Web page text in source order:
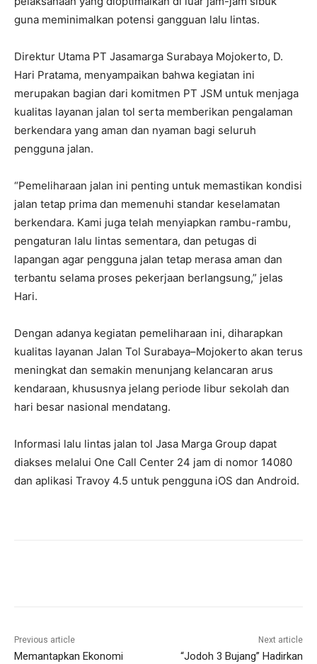
guna meminimalkan potensi gangguan lalu lintas.
Direktur Utama PT Jasamarga Surabaya Mojokerto, D.
Hari Pratama, menyampaikan bahwa kegiatan ini
merupakan bagian dari komitmen PT JSM untuk menjaga
kualitas layanan jalan tol serta memberikan pengalaman
berkendara yang aman dan nyaman bagi seluruh
pengguna jalan.
“Pemeliharaan jalan ini penting untuk memastikan kondisi
jalan tetap prima dan memenuhi standar keselamatan
berkendara. Kami juga telah menyiapkan rambu-rambu,
pengaturan lalu lintas sementara, dan petugas di
lapangan agar pengguna jalan tetap merasa aman dan
terbantu selama proses pekerjaan berlangsung,” jelas
Hari.
Dengan adanya kegiatan pemeliharaan ini, diharapkan
kualitas layanan Jalan Tol Surabaya–Mojokerto akan terus
meningkat dan semakin menunjang kelancaran arus
kendaraan, khususnya jelang periode libur sekolah dan
hari besar nasional mendatang.
Informasi lalu lintas jalan tol Jasa Marga Group dapat
diakses melalui One Call Center 24 jam di nomor 14080
dan aplikasi Travoy 4.5 untuk pengguna iOS dan Android.
Previous article
Memantapkan Ekonomi
Next article
“Jodoh 3 Bujang” Hadirkan